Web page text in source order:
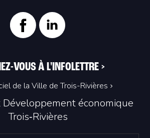
économique
Trois‑Rivières
VOUS À L'INFOLETTRE >
de la Ville de Trois-Rivières